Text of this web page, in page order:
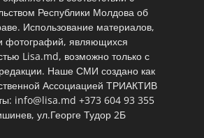
Республики Молдова об
Использование материалов,
фотографий, являющихся
Lisa.md, возможно только с
Наше СМИ создано как
Ассоциацией ТРИАКТИВ
info@lisa.md +373 604 93 355
ул.Георге Тудор 2Б